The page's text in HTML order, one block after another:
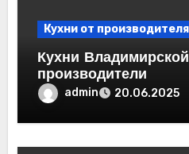
Кухни от производителя
Кухни
производители
admin 20.06.2025